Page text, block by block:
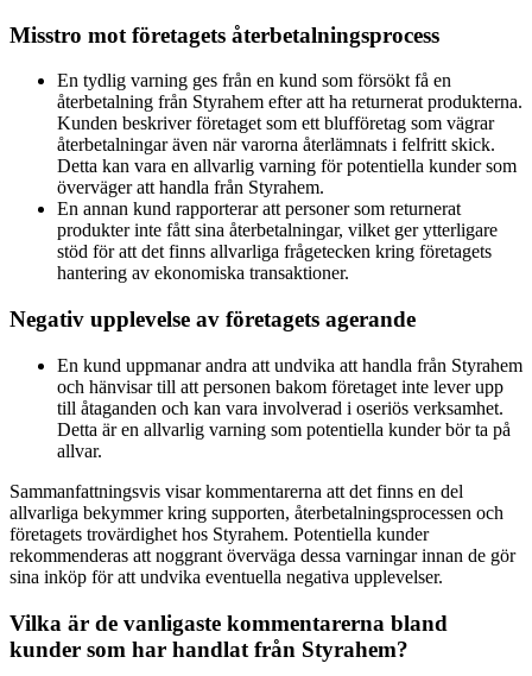
Misstro mot företagets återbetalningsprocess
En tydlig varning ges från en kund som försökt få en
återbetalning från Styrahem efter att ha returnerat produkterna.
Kunden beskriver företaget som ett blufföretag som vägrar
återbetalningar även när varorna återlämnats i felfritt skick.
Detta kan vara en allvarlig varning för potentiella kunder som
överväger att handla från Styrahem.
En annan kund rapporterar att personer som returnerat
produkter inte fått sina återbetalningar, vilket ger ytterligare
stöd för att det finns allvarliga frågetecken kring företagets
hantering av ekonomiska transaktioner.
Negativ upplevelse av företagets agerande
En kund uppmanar andra att undvika att handla från Styrahem
och hänvisar till att personen bakom företaget inte lever upp
till åtaganden och kan vara involverad i oseriös verksamhet.
Detta är en allvarlig varning som potentiella kunder bör ta på
allvar.
Sammanfattningsvis visar kommentarerna att det finns en del
allvarliga bekymmer kring supporten, återbetalningsprocessen och
företagets trovärdighet hos Styrahem. Potentiella kunder
rekommenderas att noggrant överväga dessa varningar innan de gör
sina inköp för att undvika eventuella negativa upplevelser.
Vilka är de vanligaste kommentarerna bland
kunder som har handlat från Styrahem?